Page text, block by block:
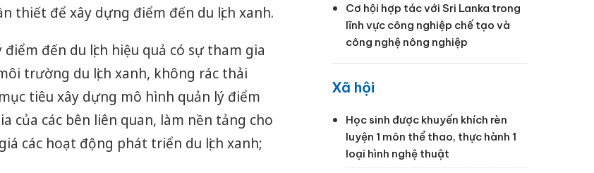
thiết để xây dựng điểm đến du lịch xanh.
đến du lịch hiệu quả có sự tham gia
trường du lịch xanh, không rác thải
tiêu xây dựng mô hình quản lý điểm
của các bên liên quan, làm nền tảng cho
các hoạt động phát triển du lịch xanh;
Cơ hội hợp tác với Sri Lanka trong
lĩnh vực công nghiệp chế tạo và
công nghệ nông nghiệp
Xã hội
Học sinh được khuyến khích rèn
luyện 1 môn thể thao, thực hành 1
loại hình nghệ thuật